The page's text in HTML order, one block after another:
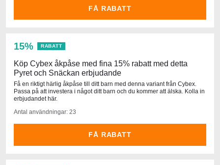
FÅ RABATT
15% RABATT
Köp Cybex åkpåse med fina 15% rabatt med detta
Pyret och Snäckan erbjudande
Få en riktigt härlig åkpåse till ditt barn med denna variant från Cybex.
Passa på att investera i något ditt barn och du kommer att älska. Kolla in
erbjudandet här.
Antal användningar: 23
FÅ RABATT